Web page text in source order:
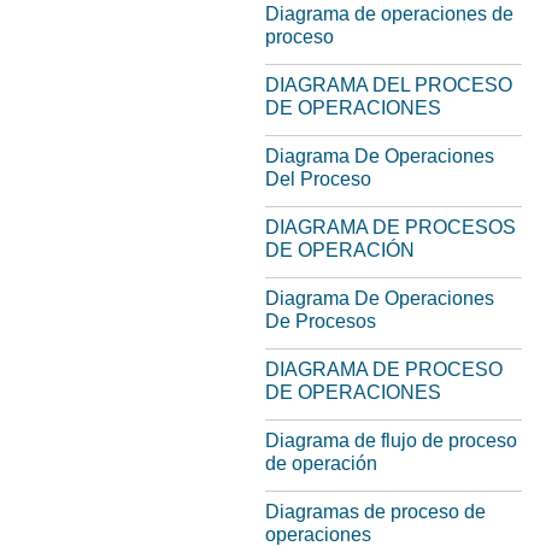
Diagrama de operaciones de
proceso
DIAGRAMA DEL PROCESO
DE OPERACIONES
Diagrama De Operaciones
Del Proceso
DIAGRAMA DE PROCESOS
DE OPERACIÓN
Diagrama De Operaciones
De Procesos
DIAGRAMA DE PROCESO
DE OPERACIONES
Diagrama de flujo de proceso
de operación
Diagramas de proceso de
operaciones